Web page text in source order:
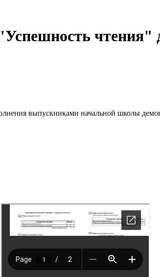
чтения"
выпускниками начальной школы